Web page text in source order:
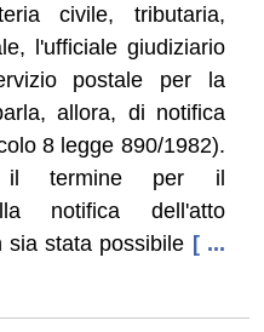
civile, tributaria,
l'ufficiale giudiziario
postale per la
allora, di notifica
8 legge 890/1982).
il termine per il
notifica dell'atto
sia stata possibile [ ...